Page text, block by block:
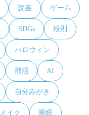
読書 ゲーム
SDGs 校則
ハロウィン
部活 AI
自分みがき
メイク 睡眠